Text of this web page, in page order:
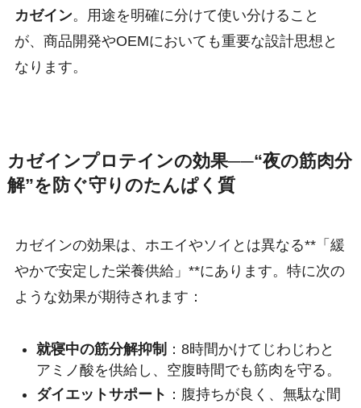
カゼイン。用途を明確に分けて使い分けること
が、商品開発やOEMにおいても重要な設計思想と
なります。
カゼインプロテインの効果──“夜の筋肉分
解”を防ぐ守りのたんぱく質
カゼインの効果は、ホエイやソイとは異なる**「緩
やかで安定した栄養供給」**にあります。特に次の
ような効果が期待されます：
就寝中の筋分解抑制 ：8時間かけてじわじわと
アミノ酸を供給し、空腹時間でも筋肉を守る。
ダイエットサポート ：腹持ちが良く、無駄な間